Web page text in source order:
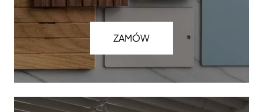
ZAMÓW